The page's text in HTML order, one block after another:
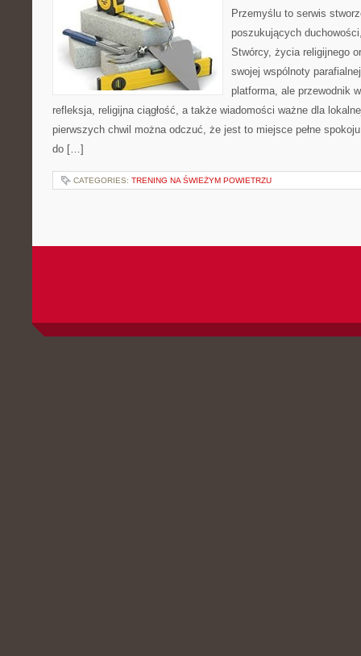
Przemyślu to serwis
poszukujących
Stwórcy, życia religijnego
swojej wspólnoty
platforma, ale przewodnik
refleksja, religijna ciągłość, a także wiadomości ważne dla
pierwszych chwil można odczuć, że jest to miejsce pełne
do […]
CATEGORIES: TRENING NA ŚWIEŻYM POWIETRZU